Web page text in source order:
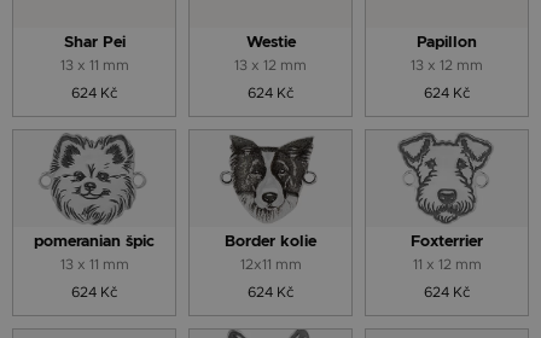
Shar Pei
13 x 11 mm
624 Kč
Westie
13 x 12 mm
624 Kč
Papillon
13 x 12 mm
624 Kč
pomeranian špic
13 x 11 mm
624 Kč
Border kolie
12x11 mm
624 Kč
Foxterrier
11 x 12 mm
624 Kč